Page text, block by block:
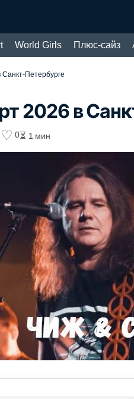
World Girls Плюс-сайз
Петербурге
2026 в
♡ 0⏳ 1 мин